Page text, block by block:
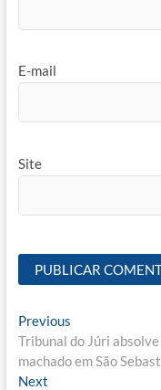
E-mail
Site
Navegação
de
Post
PreviousPrevious
post:
Tribunal do Júri
machado em São
NextNext